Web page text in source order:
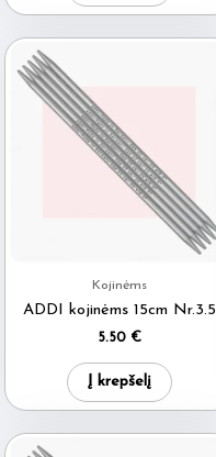
Kojinėms
ADDI kojinėms 15cm Nr.3.5
5.50 €
Į krepšelį